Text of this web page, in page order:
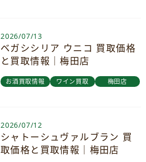
2026/07/13
ベガシシリア ウニコ 買取価格
と買取情報｜梅田店
お酒買取情報 ワイン買取 梅田店
2026/07/12
シャトーシュヴァルブラン 買
取価格と買取情報｜梅田店